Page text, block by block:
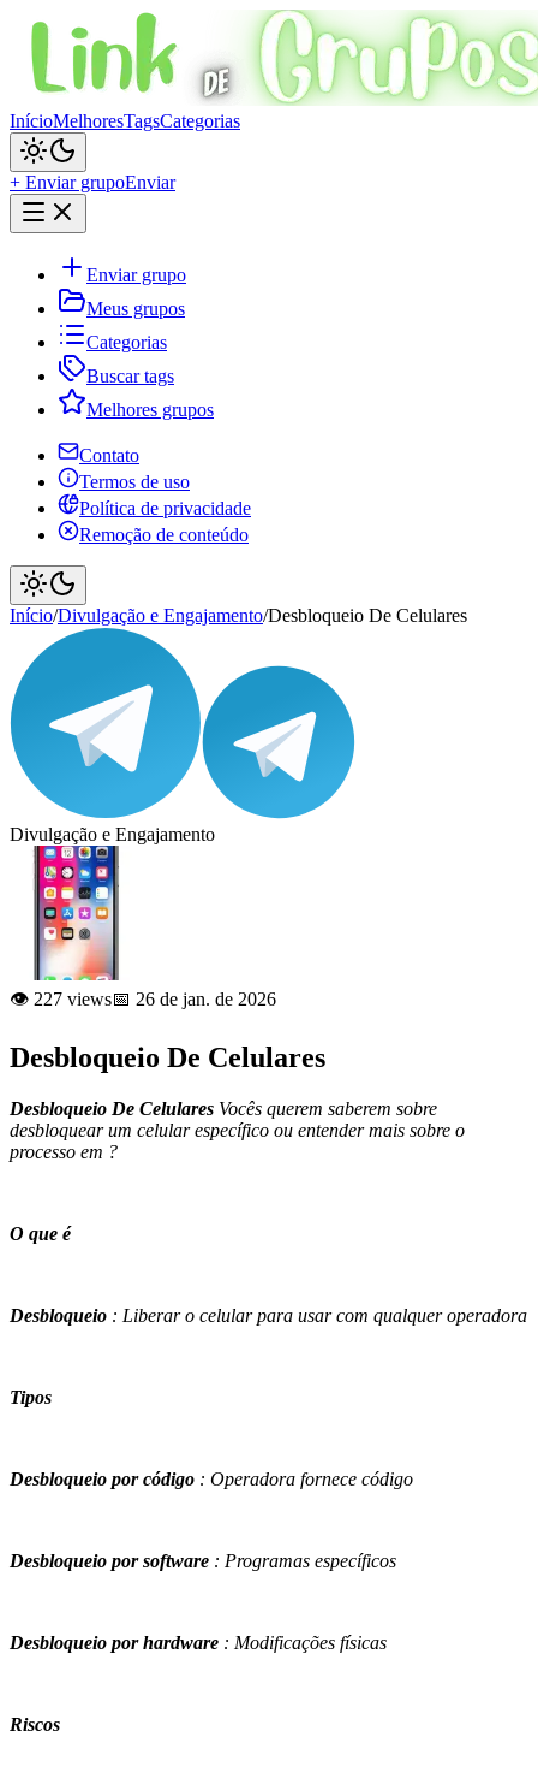
InícioMelhoresTagsCategorias
+ Enviar grupoEnviar
Enviar grupo
Meus grupos
Categorias
Buscar tags
Melhores grupos
Contato
Termos de uso
Política de privacidade
Remoção de conteúdo
Início/Divulgação e Engajamento/Desbloqueio De Celulares
Divulgação e Engajamento
👁️ 227 views📅 26 de jan. de 2026
Desbloqueio De Celulares
Desbloqueio De Celulares Vocês querem saberem sobre
desbloquear um celular específico ou entender mais sobre o
processo em ?
O que é
Desbloqueio : Liberar o celular para usar com qualquer operadora
Tipos
Desbloqueio por código : Operadora fornece código
Desbloqueio por software : Programas específicos
Desbloqueio por hardware : Modificações físicas
Riscos